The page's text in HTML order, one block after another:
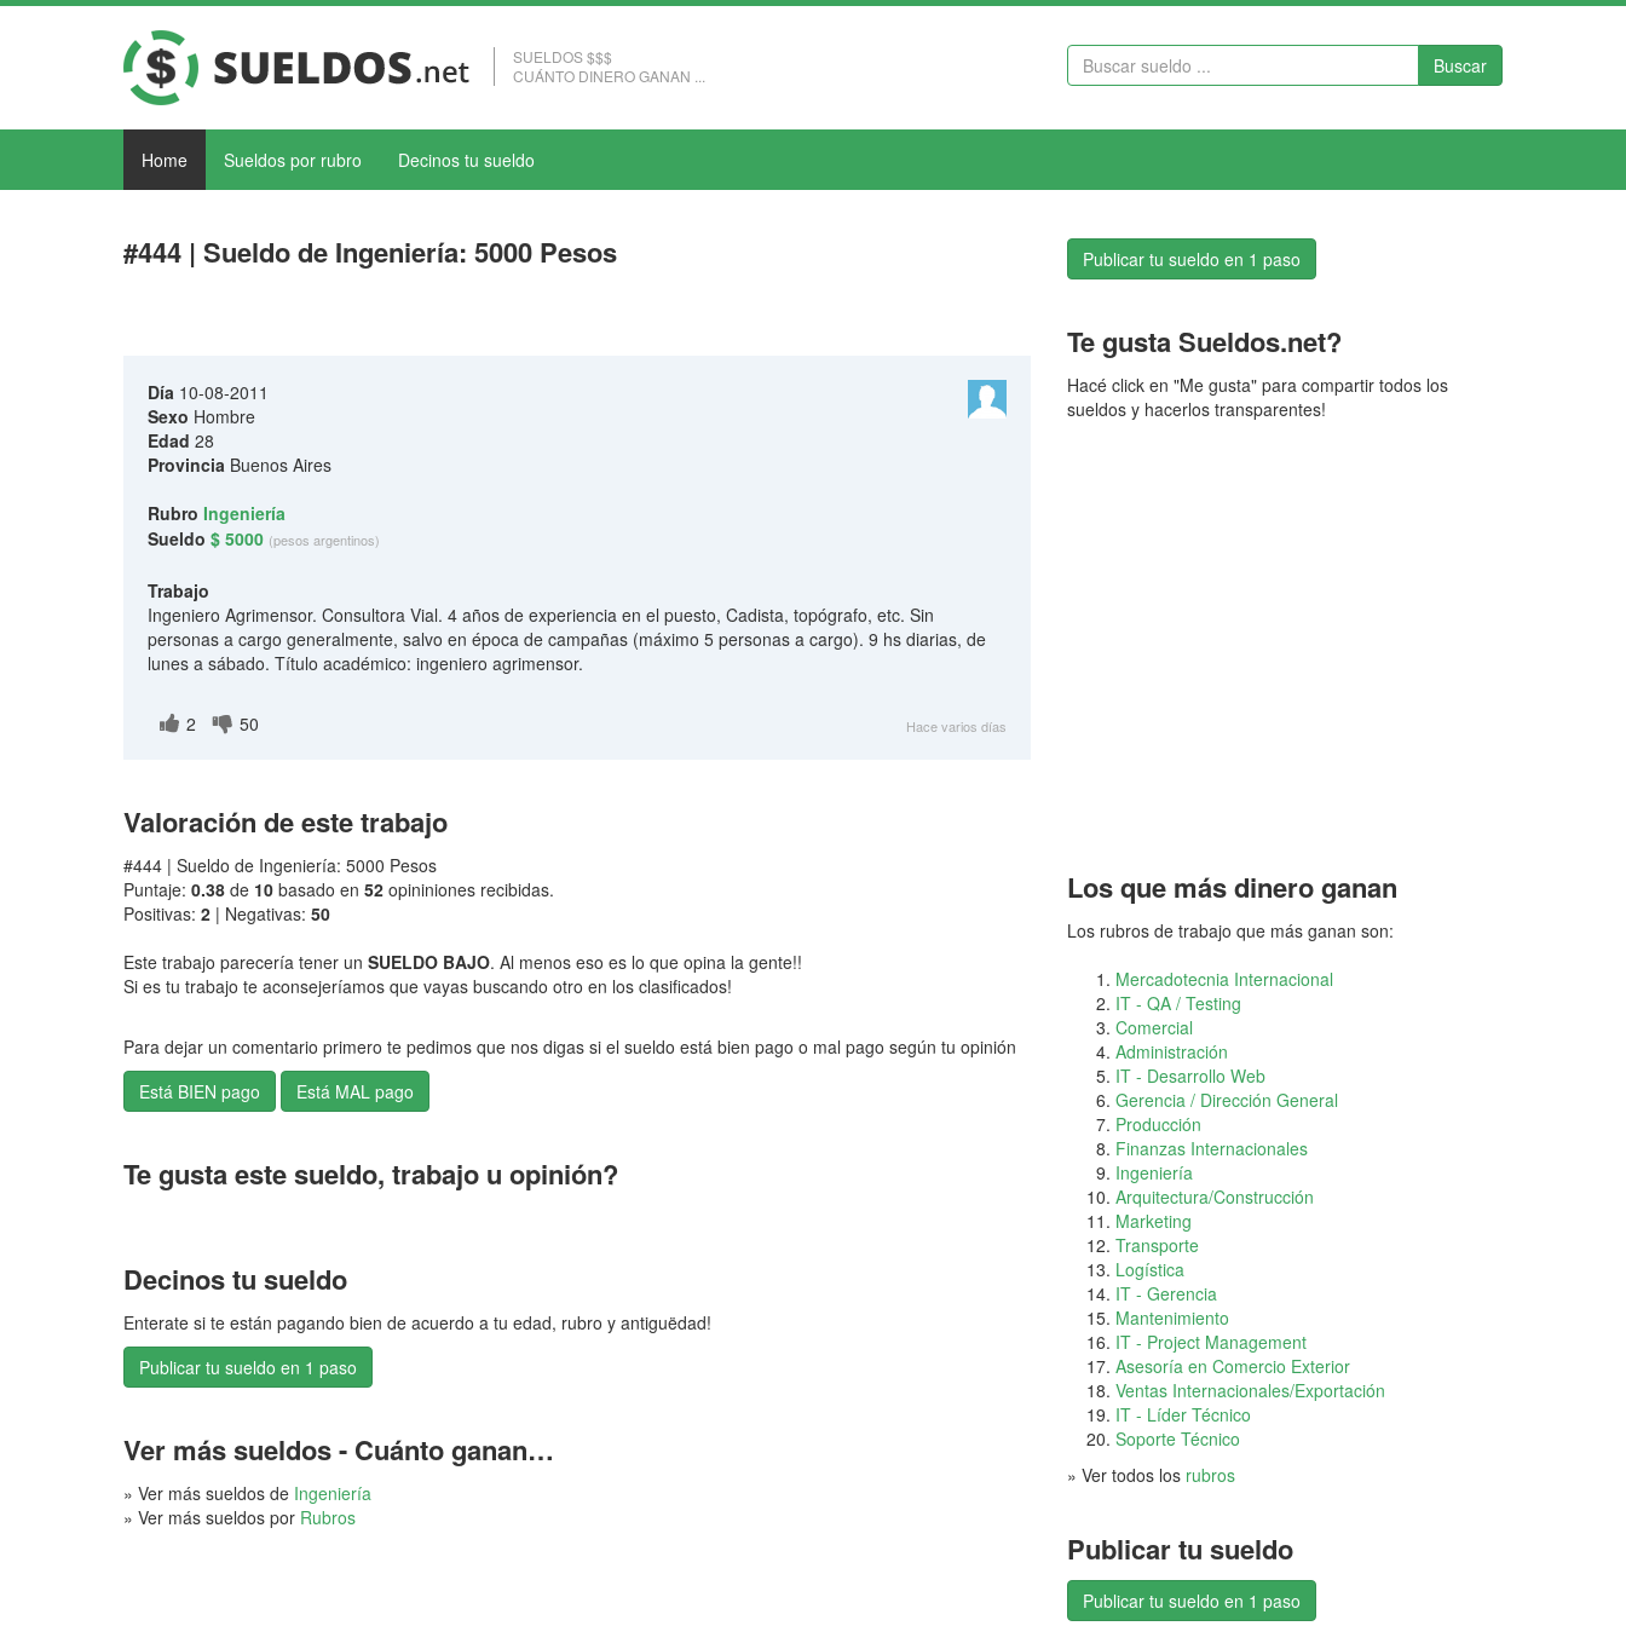
SUELDOS $$$
CUÁNTO DINERO GANAN ...
Buscar
Home Sueldos por rubro Decinos tu sueldo
#444 | Sueldo de Ingeniería: 5000 Pesos
Día 10-08-2011
Sexo Hombre
Edad 28
Provincia Buenos Aires
Rubro Ingeniería
Sueldo $ 5000 (pesos argentinos)
Trabajo
Ingeniero Agrimensor. Consultora Vial. 4 años de experiencia en el puesto, Cadista, topógrafo, etc. Sin
personas a cargo generalmente, salvo en época de campañas (máximo 5 personas a cargo). 9 hs diarias, de
lunes a sábado. Título académico: ingeniero agrimensor.
2 50 Hace varios días
Valoración de este trabajo
#444 | Sueldo de Ingeniería: 5000 Pesos
Puntaje: 0.38 de 10 basado en 52 opininiones recibidas.
Positivas: 2 | Negativas: 50
Este trabajo parecería tener un SUELDO BAJO. Al menos eso es lo que opina la gente!!
Si es tu trabajo te aconsejeríamos que vayas buscando otro en los clasificados!
Para dejar un comentario primero te pedimos que nos digas si el sueldo está bien pago o mal pago según tu opinión
Te gusta este sueldo, trabajo u opinión?
Decinos tu sueldo
Enterate si te están pagando bien de acuerdo a tu edad, rubro y antiguëdad!
Publicar tu sueldo en 1 paso
Ver más sueldos - Cuánto ganan…
» Ver más sueldos de Ingeniería
» Ver más sueldos por Rubros
Publicar tu sueldo en 1 paso
Te gusta Sueldos.net?
Hacé click en "Me gusta" para compartir todos los
sueldos y hacerlos transparentes!
Los que más dinero ganan
Los rubros de trabajo que más ganan son:
Mercadotecnia Internacional
IT - QA / Testing
Comercial
Administración
IT - Desarrollo Web
Gerencia / Dirección General
Producción
Finanzas Internacionales
Ingeniería
Arquitectura/Construcción
Marketing
Transporte
Logística
IT - Gerencia
Mantenimiento
IT - Project Management
Asesoría en Comercio Exterior
Ventas Internacionales/Exportación
IT - Líder Técnico
Soporte Técnico
» Ver todos los rubros
Publicar tu sueldo
Publicar tu sueldo en 1 paso